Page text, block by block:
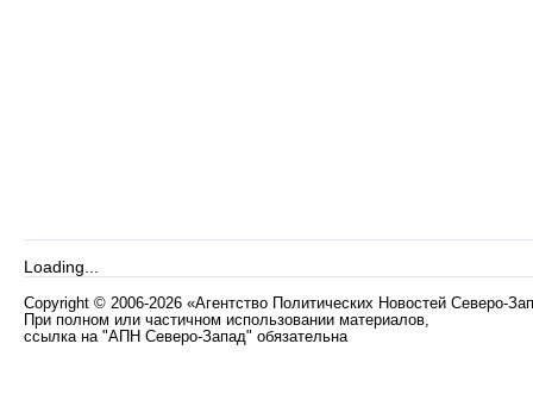
Loading...
Copyright © 2006-2026 «Агентство Политических Новостей Северо-
При полном или частичном использовании материалов,
ссылка на "АПН Северо-Запад" обязательна